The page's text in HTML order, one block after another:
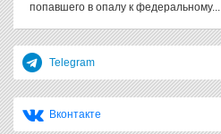
попавшего в опалу к федеральному...
Telegram
Вконтакте